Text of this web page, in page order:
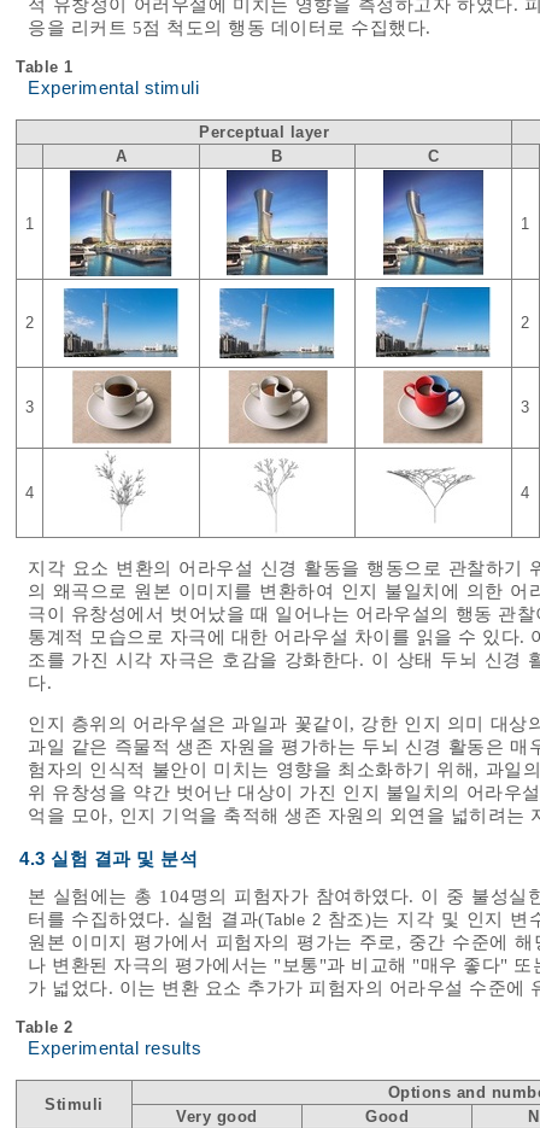
적 유창성이 어러우설에 미치는 영향을 측정하고자 하였다.
응을 리커트 5점 척도의 행동 데이터로 수집했다.
Table 1
Experimental stimuli
Perceptual layer
A
B C
1 1
2 2
3 3
4 4
지각 요소 변환의 어라우설 신경 활동을 행동으로 관찰하기
의 왜곡으로 원본 이미지를 변환하여 인지 불일치에 의한
극이 유창성에서 벗어났을 때 일어나는 어라우설의 행동 관
통계적 모습으로 자극에 대한 어라우설 차이를 읽을 수 있다
조를 가진 시각 자극은 호감을 강화한다. 이 상태 두뇌 신경
다.
인지 층위의 어라우설은 과일과 꽃같이, 강한 인지 의미 대
과일 같은 즉물적 생존 자원을 평가하는 두뇌 신경 활동은
험자의 인식적 불안이 미치는 영향을 최소화하기 위해, 과일
위 유창성을 약간 벗어난 대상이 가진 인지 불일치의 어라우
억을 모아, 인지 기억을 축적해 생존 자원의 외연을 넓히려는
4.3 실험 결과 및 분석
본 실험에는 총 104명의 피험자가 참여하였다. 이 중 불성
터를 수집하였다. 실험 결과(Table 2 참조)는 지각 및 인지 변
원본 이미지 평가에서 피험자의 평가는 주로, 중간 수준에
나 변환된 자극의 평가에서는 "보통"과 비교해 "매우 좋다"
가 넓었다. 이는 변환 요소 추가가 피험자의 어라우설 수준에
Table 2
Experimental results
Stimuli
Options and
Very good
Good